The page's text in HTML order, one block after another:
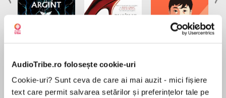
AudioTribe.ro folosește cookie-uri
Cookie-uri? Sunt ceva de care ai mai auzit - mici fișiere
text care permit salvarea setărilor și preferințelor tale pe
de...
Dani Francis
la...
Lauren Weisberger